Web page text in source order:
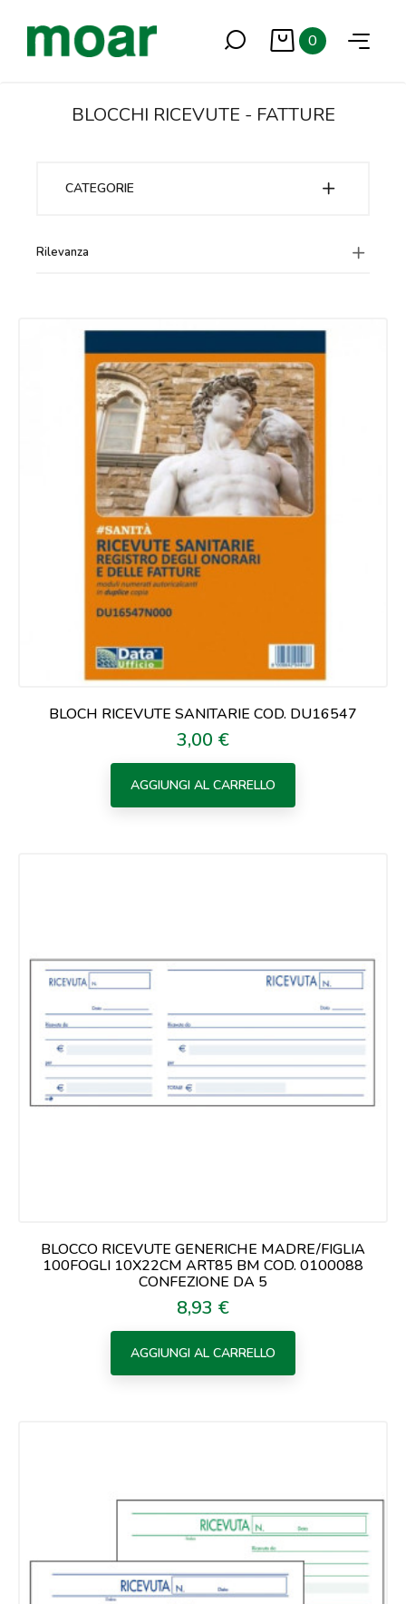
0
BLOCCHI RICEVUTE - FATTURE
CATEGORIE
Rilevanza
BLOCH RICEVUTE SANITARIE COD. DU16547
Prezzo
3,00 €
AGGIUNGI AL CARRELLO
BLOCCO RICEVUTE GENERICHE MADRE/FIGLIA
100FOGLI 10X22CM ART85 BM COD. 0100088
CONFEZIONE DA 5
Prezzo
8,93 €
AGGIUNGI AL CARRELLO